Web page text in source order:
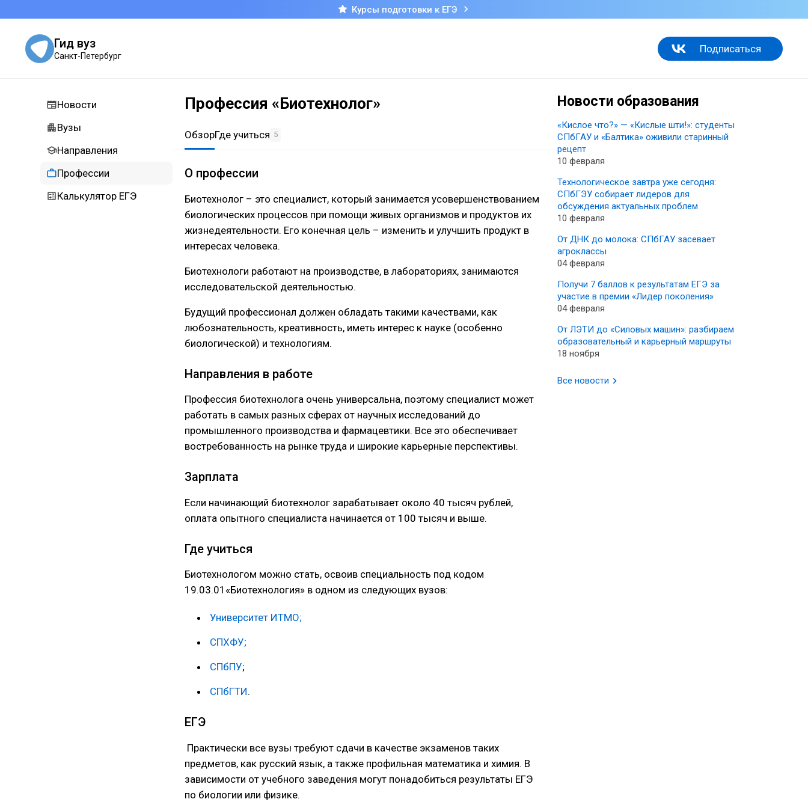
Курсы подготовки к ЕГЭ
Гид вуз
Санкт-Петербург
Подписаться
Новости
Вузы
Направления
Профессии
Калькулятор ЕГЭ
Новости образования
«Кислое что?» — «Кислые шти!»: студенты
СПбГАУ и «Балтика» оживили старинный
рецепт
10 февраля
Технологическое завтра уже сегодня:
СПбГЭУ собирает лидеров для
обсуждения актуальных проблем
10 февраля
От ДНК до молока: СПбГАУ засевает
агроклассы
04 февраля
Получи 7 баллов к результатам ЕГЭ за
участие в премии «Лидер поколения»
04 февраля
От ЛЭТИ до «Силовых машин»: разбираем
образовательный и карьерный маршруты
18 ноября
Все новости
Профессия «Биотехнолог»
ОбзорГде учиться 5
О профессии
Биотехнолог – это специалист, который занимается усовершенствованием
биологических процессов при помощи живых организмов и продуктов их
жизнедеятельности. Его конечная цель – изменить и улучшить продукт в
интересах человека.
Биотехнологи работают на производстве, в лабораториях, занимаются
исследовательской деятельностью.
Будущий профессионал должен обладать такими качествами, как
любознательность, креативность, иметь интерес к науке (особенно
биологической) и технологиям.
Направления в работе
Профессия биотехнолога очень универсальна, поэтому специалист может
работать в самых разных сферах от научных исследований до
промышленного производства и фармацевтики. Все это обеспечивает
востребованность на рынке труда и широкие карьерные перспективы.
Зарплата
Если начинающий биотехнолог зарабатывает около 40 тысяч рублей,
оплата опытного специалиста начинается от 100 тысяч и выше.
Где учиться
Биотехнологом можно стать, освоив специальность под кодом
19.03.01«Биотехнология» в одном из следующих вузов:
Университет ИТМО;
СПХФУ;
СПбПУ;
СПбГТИ.
ЕГЭ
Практически все вузы требуют сдачи в качестве экзаменов таких
предметов, как русский язык, а также профильная математика и химия. В
зависимости от учебного заведения могут понадобиться результаты ЕГЭ
по биологии или физике.